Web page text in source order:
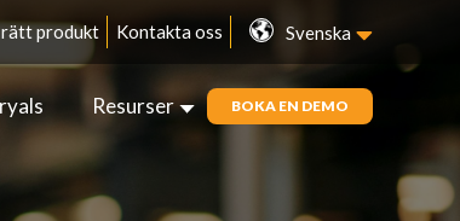
rätt produkt Kontakta oss Svenska
Resurser BOKA EN DEMO